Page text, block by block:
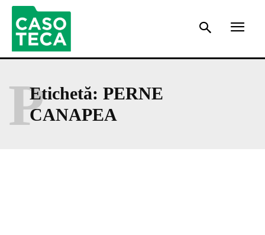
Etichetă: PERNE
CANAPEA
P